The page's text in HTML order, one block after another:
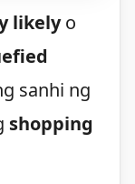
likelyo
sanhi ng
shopping